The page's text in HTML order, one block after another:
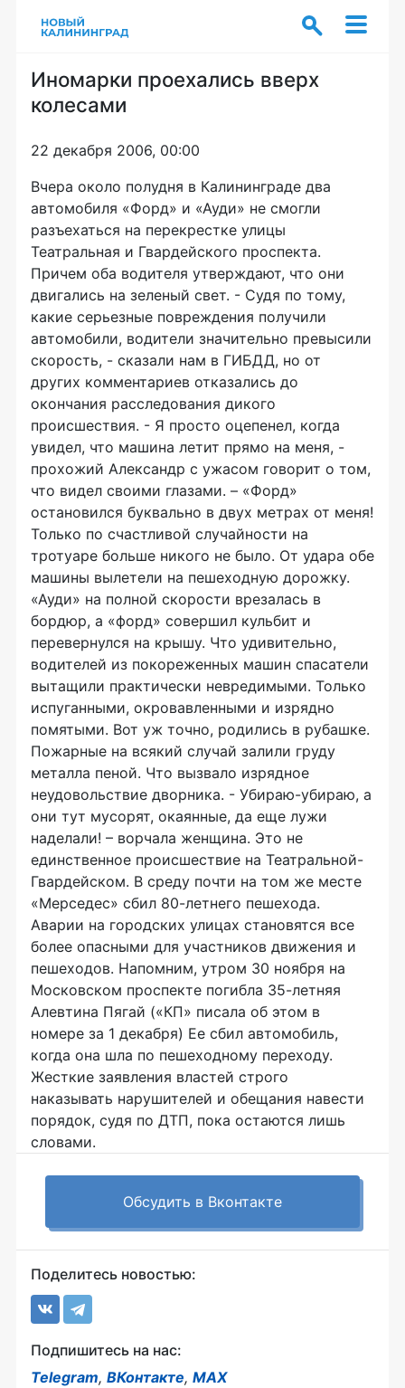
Иномарки проехались вверх
колесами
22 декабря 2006, 00:00
Вчера около полудня в Калининграде два
автомобиля «Форд» и «Ауди» не смогли
разъехаться на перекрестке улицы
Театральная и Гвардейского проспекта.
Причем оба водителя утверждают, что они
двигались на зеленый свет. - Судя по тому,
какие серьезные повреждения получили
автомобили, водители значительно превысили
скорость, - сказали нам в ГИБДД, но от
других комментариев отказались до
окончания расследования дикого
происшествия. - Я просто оцепенел, когда
увидел, что машина летит прямо на меня, -
прохожий Александр с ужасом говорит о том,
что видел своими глазами. – «Форд»
остановился буквально в двух метрах от меня!
Только по счастливой случайности на
тротуаре больше никого не было. От удара обе
машины вылетели на пешеходную дорожку.
«Ауди» на полной скорости врезалась в
бордюр, а «форд» совершил кульбит и
перевернулся на крышу. Что удивительно,
водителей из покореженных машин спасатели
вытащили практически невредимыми. Только
испуганными, окровавленными и изрядно
помятыми. Вот уж точно, родились в рубашке.
Пожарные на всякий случай залили груду
металла пеной. Что вызвало изрядное
неудовольствие дворника. - Убираю-убираю, а
они тут мусорят, окаянные, да еще лужи
наделали! – ворчала женщина. Это не
единственное происшествие на Театральной-
Гвардейском. В среду почти на том же месте
«Мерседес» сбил 80-летнего пешехода.
Аварии на городских улицах становятся все
более опасными для участников движения и
пешеходов. Напомним, утром 30 ноября на
Московском проспекте погибла 35-летняя
Алевтина Пягай («КП» писала об этом в
номере за 1 декабря) Ее сбил автомобиль,
когда она шла по пешеходному переходу.
Жесткие заявления властей строго
наказывать нарушителей и обещания навести
порядок, судя по ДТП, пока остаются лишь
словами.
Обсудить в Вконтакте
Поделитесь новостью:
Подпишитесь на нас:
Telegram, ВКонтакте, MAX